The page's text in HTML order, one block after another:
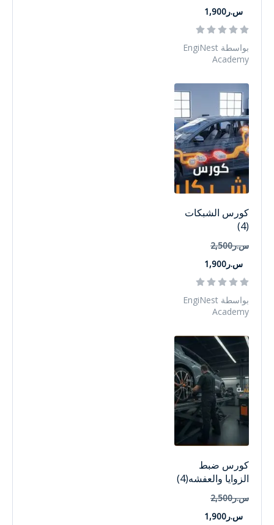
س.ر1,900
بواسطة EngiNest
Academy
كورس الشبكات
(4)
س.ر2,500
س.ر1,900
بواسطة EngiNest
Academy
كورس ضبط
الزوايا والعفشه(4)
س.ر2,500
س.ر1,900